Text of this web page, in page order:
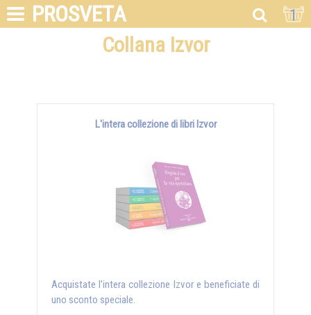
PROSVETA 1
Collana Izvor
L'intera collezione di libri Izvor
Acquistate l'intera collezione Izvor e beneficiate di
uno sconto speciale.